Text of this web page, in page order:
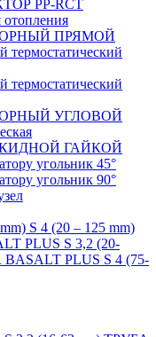
PP-RCT
ПРЯМОЙ
термостатический
термостатический
УГЛОВОЙ
ГАЙКОЙ
угольник 45°
угольник 90°
S 4 (20 – 125 mm)
PLUS S 3,2 (20-
PLUS S 4 (75-